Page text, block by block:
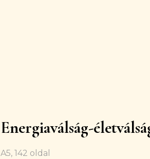
Energiaválság-
A5, 142 oldal